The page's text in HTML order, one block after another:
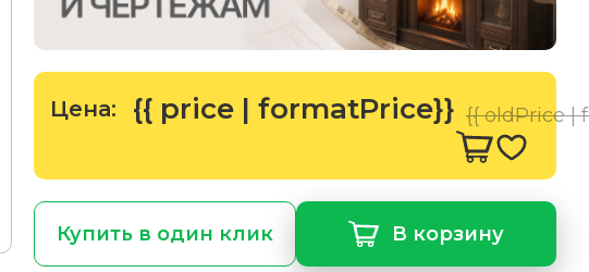
Цена: {{ price | formatPrice}} {{ oldPrice |
Купить в один клик В корзину